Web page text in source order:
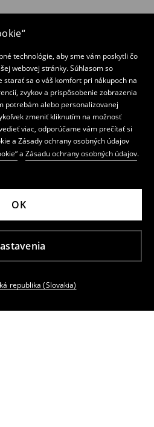
technológie, aby sme vám poskytli čo
webovej stránky. Súhlasom so
starať sa o váš komfort pri nákupoch na
zvykov a prispôsobenie zobrazenia
potrebám alebo personalizovanej
zmeniť kliknutím na možnosť
viac, odporúčame vám prečítať si
a Zásady ochrany osobných údajov
a Zásadu ochrany osobných údajov.
OK
republika (Slovakia)